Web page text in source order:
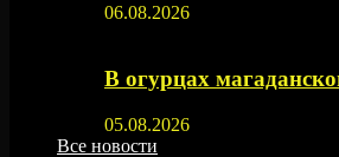
06.08.2026
В огурцах
05.08.2026
Все новости